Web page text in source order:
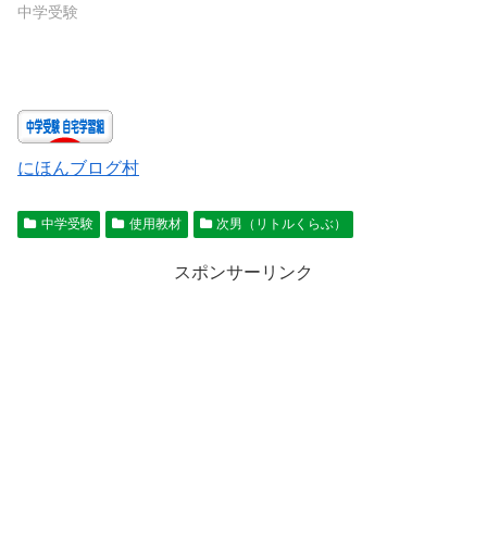
中学受験
にほんブログ村
中学受験 使用教材 次男（リトルくらぶ）
スポンサーリンク